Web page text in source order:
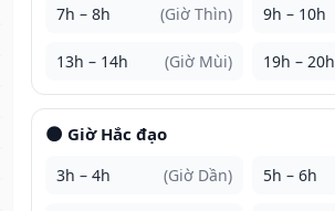
7h – 8h (Giờ Thìn) 9h – 10h
13h – 14h (Giờ Mùi) 19h – 20h
🌑 Giờ Hắc đạo
3h – 4h (Giờ Dần) 5h – 6h